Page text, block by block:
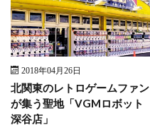
2018年04月26日
北関東のレトロゲームファン
が集う聖地「VGMロボット
深谷店」